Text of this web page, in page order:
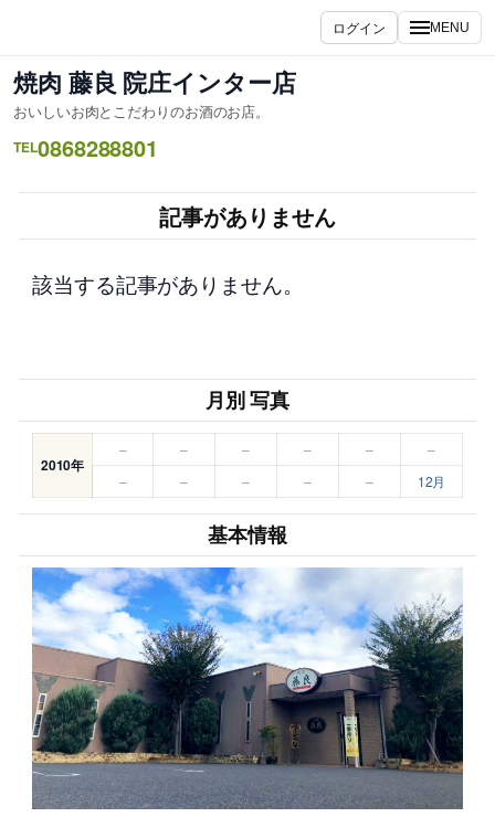
を
ス
キ
ッ
ログイン MENU
焼肉 藤良 院庄インター店
おいしいお肉とこだわりのお酒のお店。
TEL0868288801
記事がありません
該当する記事がありません。
月別 写真
2010年
– – – – –
–
–
– – – – 12月
基本情報